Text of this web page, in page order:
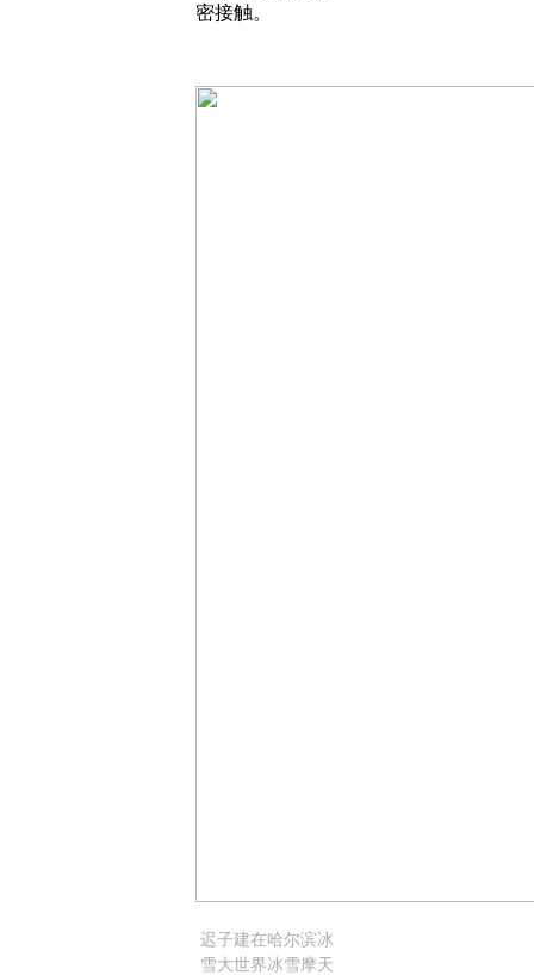
密接触。
迟子建在哈尔滨冰
雪大世界冰雪摩天